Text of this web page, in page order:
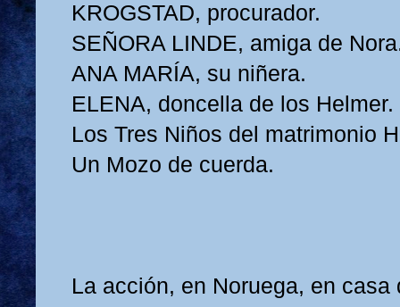
KROGSTAD, procurador.
SEÑORA LINDE, amiga de
ANA MARÍA, su niñera.
ELENA, doncella de los Helmer.
Los Tres Niños del matrimonio
Un Mozo de cuerda.
La acción, en Noruega, en casa